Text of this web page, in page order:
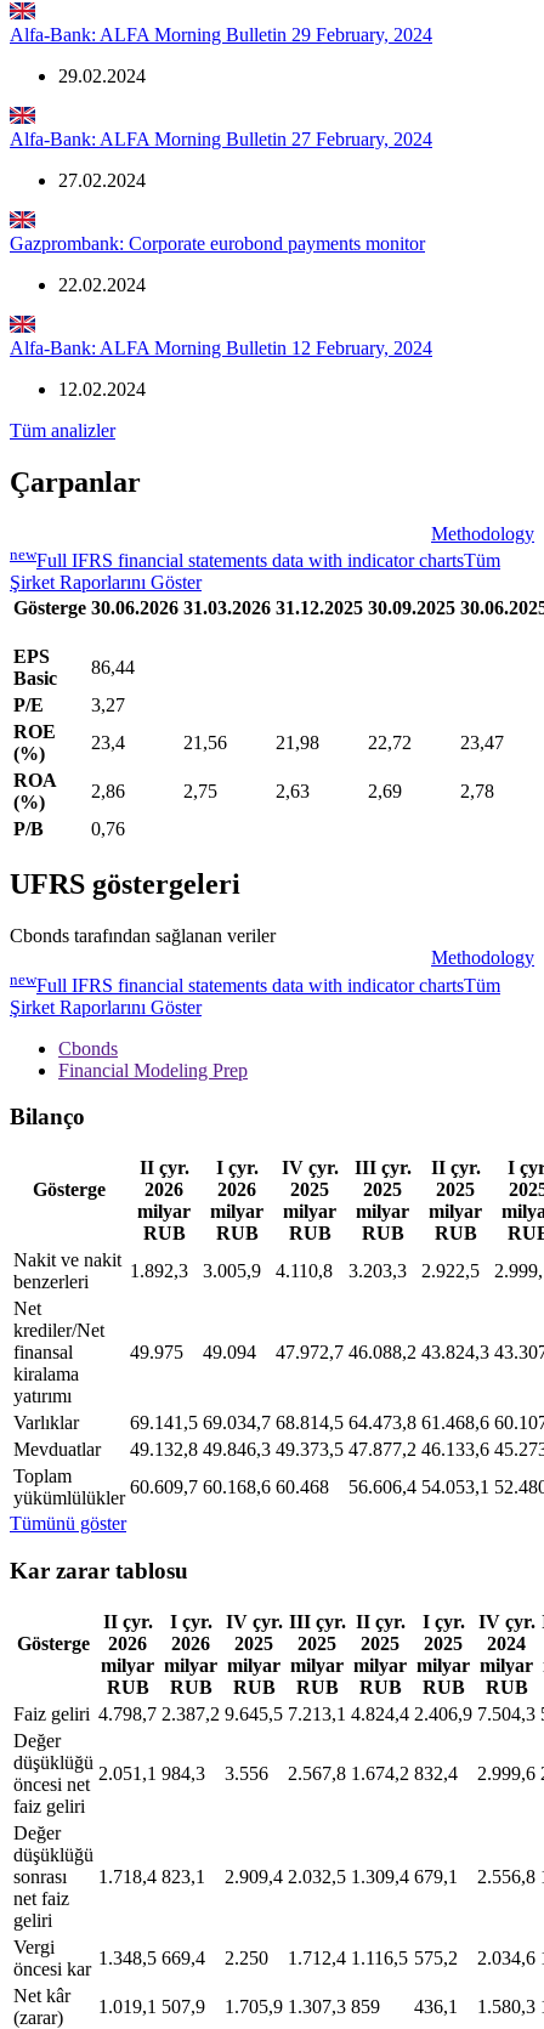
Alfa-Bank: ALFA Morning Bulletin 29 February, 2024
29.02.2024
Alfa-Bank: ALFA Morning Bulletin 27 February, 2024
27.02.2024
Gazprombank: Corporate eurobond payments monitor
22.02.2024
Alfa-Bank: ALFA Morning Bulletin 12 February, 2024
12.02.2024
Tüm analizler
Çarpanlar
Methodology
newFull IFRS financial statements data with indicator chartsTüm
Şirket Raporlarını Göster
Gösterge 30.06.2026 31.03.2026 31.12.2025 30.09.2025
EPS
Basic
86,44
P/E
3,27
ROE
(%)
23,4 21,56 21,98 22,72
23,47
ROA
(%)
2,86 2,75 2,63 2,69
2,78
P/B
0,76
UFRS göstergeleri
Cbonds tarafından sağlanan veriler
Methodology
newFull IFRS financial statements data with indicator chartsTüm
Şirket Raporlarını Göster
Cbonds
Financial Modeling Prep
Bilanço
Gösterge
II çyr.
2026
milyar
RUB
I çyr.
2026
milyar
RUB
IV çyr.
2025
milyar
RUB
III çyr.
2025
milyar
RUB
II çyr.
2025
milyar
RUB
I
Nakit ve nakit
benzerleri
1.892,3 3.005,9 4.110,8 3.203,3 2.922,5
Net
krediler/Net
finansal
kiralama
yatırımı
49.975 49.094 47.972,7 46.088,2 43.824,3
Varlıklar 69.141,5 69.034,7 68.814,5 64.473,8 61.468,6
Mevduatlar
49.132,8 49.846,3 49.373,5 47.877,2 46.133,6
Toplam
yükümlülükler
60.609,7 60.168,6 60.468 56.606,4 54.053,1
Tümünü göster
Kar zarar tablosu
Gösterge
II çyr.
2026
milyar
RUB
I çyr.
2026
milyar
RUB
IV çyr.
2025
milyar
RUB
III çyr.
2025
milyar
RUB
II çyr.
2025
milyar
RUB
I çyr.
2025
milyar
RUB
IV çyr.
2024
milyar
RUB
Faiz geliri 4.798,7 2.387,2 9.645,5 7.213,1 4.824,4 2.406,9 7.504,3
Değer
düşüklüğü
öncesi net
faiz geliri
2.051,1 984,3 3.556 2.567,8 1.674,2 832,4 2.999,6
Değer
düşüklüğü
sonrası
net faiz
geliri
1.718,4 823,1 2.909,4 2.032,5 1.309,4 679,1 2.556,8
Vergi
öncesi kar
1.348,5 669,4 2.250 1.712,4 1.116,5 575,2 2.034,6
Net kâr
(zarar)
1.019,1 507,9 1.705,9 1.307,3 859 436,1 1.580,3